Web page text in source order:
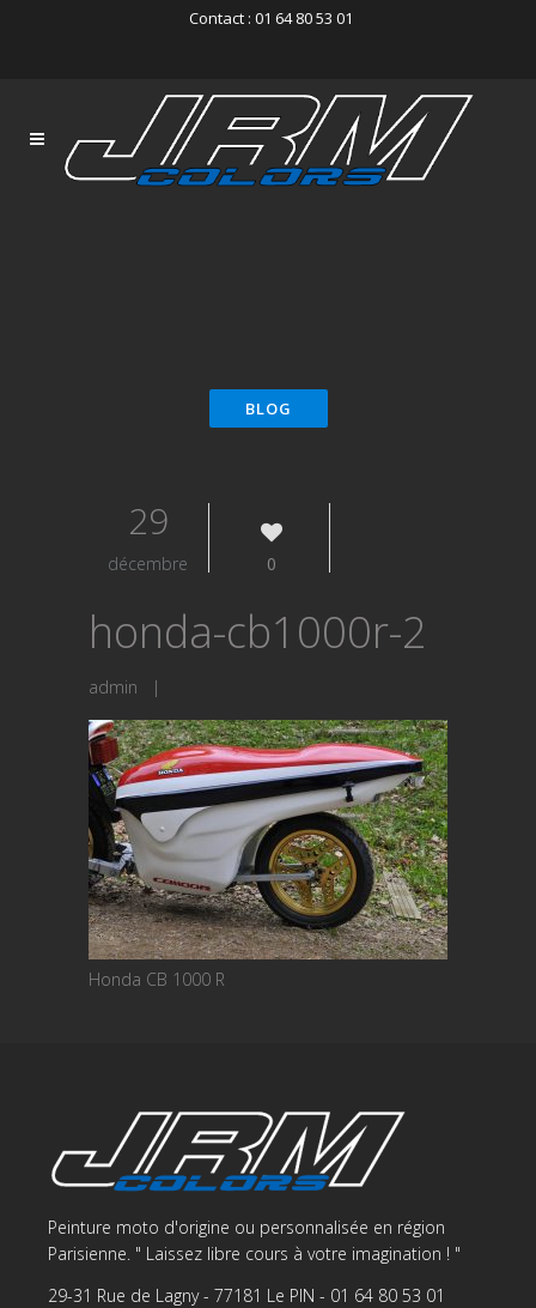
Contact : 01 64 80 53 01
29
décembre 0
honda-cb1000r-2
admin |
Honda CB 1000 R
Peinture moto d'origine ou personnalisée en région
Parisienne. " Laissez libre cours à votre imagination ! "
29-31 Rue de Lagny - 77181 Le PIN - 01 64 80 53 01